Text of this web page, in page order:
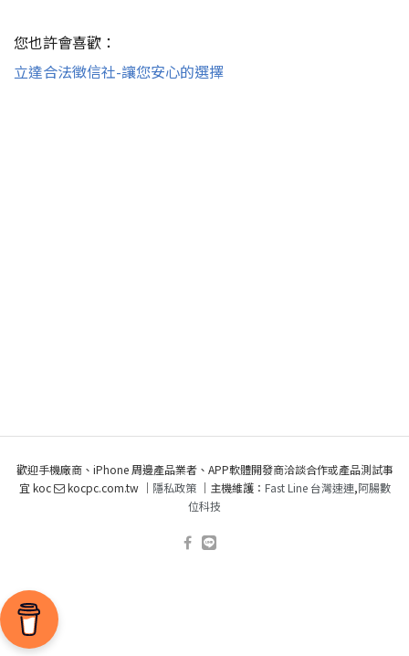
您也許會喜歡：
立達合法徵信社-讓您安心的選擇
歡迎手機廠商、iPhone 周邊產品業者、APP軟體開發商洽談合作或產品測試事
宜 koc
kocpc.com.tw ｜ 隱私政策｜主機維護： Fast Line 台灣速連,阿腸數
位科技